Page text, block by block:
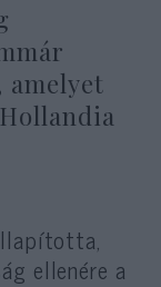
amelyet
ellenére a